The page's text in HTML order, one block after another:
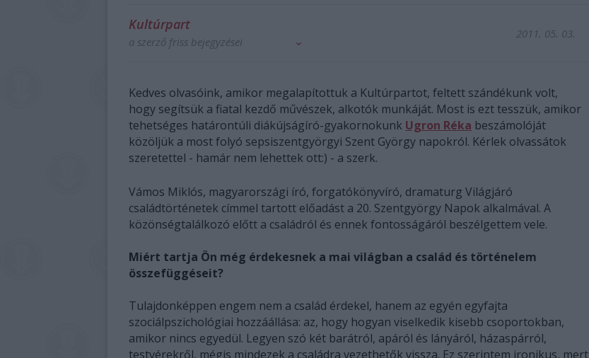
Kultúrpart
a szerző friss bejegyzései
2011. 05. 03.
Kedves olvasóink, amikor megalapítottuk a Kultúrpartot, feltett szándékunk volt,
hogy segítsük a fiatal kezdő művészek, alkotók munkáját. Most is ezt tesszük, amikor
tehetséges határontúli diákújságíró-gyakornokunk Ugron Réka beszámolóját
közöljük a most folyó sepsiszentgyörgyi Szent György napokról. Kérlek olvassátok
szeretettel - hamár nem lehettek ott:) - a szerk.
Vámos Miklós, magyarországi író, forgatókönyvíró, dramaturg Világjáró
családtörténetek címmel tartott előadást a 20. Szentgyörgy Napok alkalmával. A
közönségtalálkozó előtt a családról és ennek fontosságáról beszélgettem vele.
Miért tartja Ön még érdekesnek a mai világban a család és történelem
összefüggéseit?
Tulajdonképpen engem nem a család érdekel, hanem az egyén egyfajta
szociálpszichológiai hozzáállása: az, hogy hogyan viselkedik kisebb csoportokban,
amikor nincs egyedül. Legyen szó két barátról, apáról és lányáról, házaspárról,
testvérekről, mégis mindezek a családra vezethetők vissza. Ez szerintem ironikus, mert